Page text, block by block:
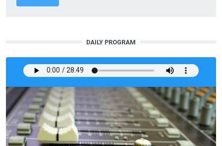
DAILY PROGRAM